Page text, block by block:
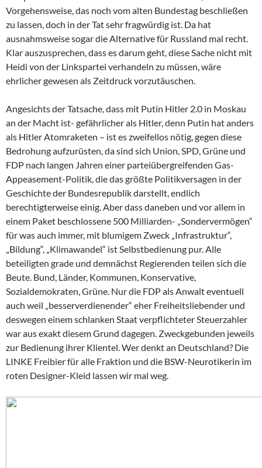
Vorgehensweise, das noch vom alten Bundestag beschließen
zu lassen, doch in der Tat sehr fragwürdig ist. Da hat
ausnahmsweise sogar die Alternative für Russland mal recht.
Klar auszusprechen, dass es darum geht, diese Sache nicht mit
Heidi von der Linkspartei verhandeln zu müssen, wäre
ehrlicher gewesen als Zeitdruck vorzutäuschen.
Angesichts der Tatsache, dass mit Putin Hitler 2.0 in Moskau
an der Macht ist- gefährlicher als Hitler, denn Putin hat anders
als Hitler Atomraketen – ist es zweifellos nötig, gegen diese
Bedrohung aufzurüsten, da sind sich Union, SPD, Grüne und
FDP nach langen Jahren einer parteiübergreifenden Gas-
Appeasement-Politik, die das größte Politikversagen in der
Geschichte der Bundesrepublik darstellt, endlich
berechtigterweise einig. Aber dass daneben und vor allem in
einem Paket beschlossene 500 Milliarden- „Sondervermögen“
für was auch immer, mit blumigem Zweck „Infrastruktur“,
„Bildung“, „Klimawandel“ ist Selbstbedienung pur. Alle
beteiligten grade und demnächst Regierenden teilen sich die
Beute. Bund, Länder, Kommunen, Konservative,
Sozialdemokraten, Grüne. Nur die FDP als Anwalt eventuell
auch weil „besserverdienender“ eher Freiheitsliebender und
deswegen einem schlanken Staat verpflichteter Steuerzahler
war aus exakt diesem Grund dagegen. Zweckgebunden jeweils
zur Bedienung ihrer Klientel. Wer denkt an Deutschland? Die
LINKE Freibier für alle Fraktion und die BSW-Neurotikerin im
roten Designer-Kleid lassen wir mal weg.